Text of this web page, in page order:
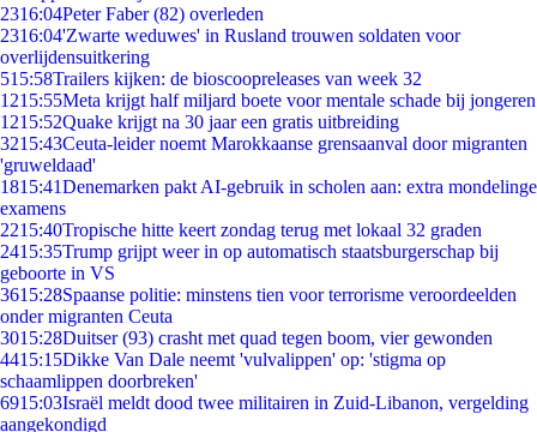
2316:04Peter Faber (82) overleden
2316:04'Zwarte weduwes' in Rusland trouwen soldaten voor
overlijdensuitkering
515:58Trailers kijken: de bioscoopreleases van week 32
1215:55Meta krijgt half miljard boete voor mentale schade bij jongeren
1215:52Quake krijgt na 30 jaar een gratis uitbreiding
3215:43Ceuta-leider noemt Marokkaanse grensaanval door migranten
'gruweldaad'
1815:41Denemarken pakt AI-gebruik in scholen aan: extra mondelinge
examens
2215:40Tropische hitte keert zondag terug met lokaal 32 graden
2415:35Trump grijpt weer in op automatisch staatsburgerschap bij
geboorte in VS
3615:28Spaanse politie: minstens tien voor terrorisme veroordeelden
onder migranten Ceuta
3015:28Duitser (93) crasht met quad tegen boom, vier gewonden
4415:15Dikke Van Dale neemt 'vulvalippen' op: 'stigma op
schaamlippen doorbreken'
6915:03Israël meldt dood twee militairen in Zuid-Libanon, vergelding
aangekondigd